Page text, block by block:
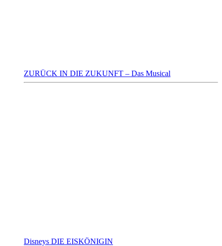
ZURÜCK IN DIE ZUKUNFT – Das Musical
Disneys DIE EISKÖNIGIN